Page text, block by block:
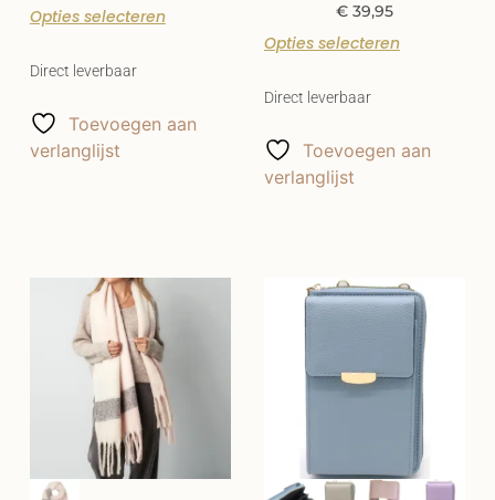
Opties selecteren
Direct leverbaar
Toevoegen aan
verlanglijst
€ 39,95
Opties selecteren
Direct leverbaar
Toevoegen aan
verlanglijst